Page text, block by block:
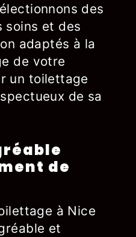
des
soins et des
adaptés à la
de votre
un toilettage
de sa
de
à Nice
et